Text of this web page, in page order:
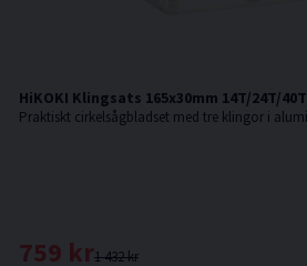
HiKOKI Klingsats 165x30mm 14T/24T/40T
1 432 kr
759 kr